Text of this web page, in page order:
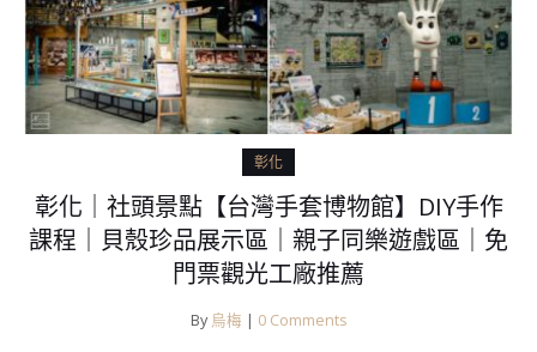
彰化
彰化｜社頭景點【台灣手套博物館】DIY手作
課程｜貝殼珍品展示區｜親子同樂遊戲區｜免
門票觀光工廠推薦
By 烏梅 | 0 Comments